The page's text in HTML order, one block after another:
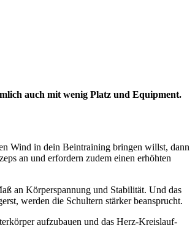
auch mit wenig Platz und Equipment.
Wind in dein Beintraining bringen willst, dann
an und erfordern zudem einen erhöhten
an Körperspannung und Stabilität. Und das
werden die Schultern stärker beansprucht.
aufzubauen und das Herz-Kreislauf-